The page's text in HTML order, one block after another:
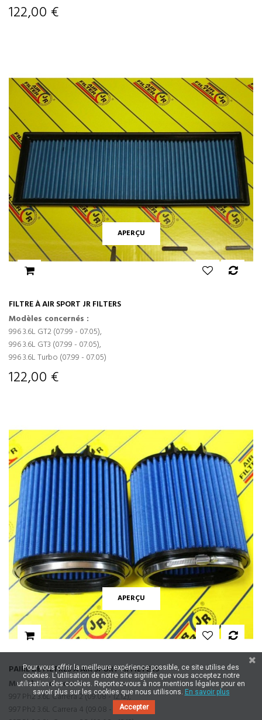
122,00 €
APERÇU
FILTRE À AIR SPORT JR FILTERS
Modèles concernés :
996 3.6L GT2 (07.99 - 07.05),
996 3.6L GT3 (07.99 - 07.05),
996 3.6L Turbo (07.99 - 07.05)
122,00 €
APERÇU
PAIRE DE FILTRES À AIR SPORT JR FILTERS
Modèles concernés :
997 Ph2 3.6L Carrera 2 (09.08 - 12.12),
997 Ph2 3.6L Carrera 4 (09.08 - 12.12),
Pour vous offrir la meilleure expérience possible, ce site utilise des
cookies. L'utilisation de notre site signifie que vous acceptez notre
utilisation des cookies. Reportez-vous à nos mentions légales pour en
savoir plus sur les cookies que nous utilisons. En savoir plus
Accepter